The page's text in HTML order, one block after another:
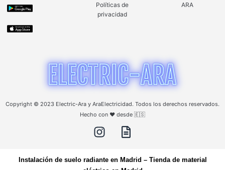
Políticas de
privacidad
ARA
Copyright © 2023 Electric-Ara y AraElectricidad. Todos los derechos reservados.
Hecho con ❤️ desde 🇪🇸
Instalación de suelo radiante en Madrid – Tienda de material